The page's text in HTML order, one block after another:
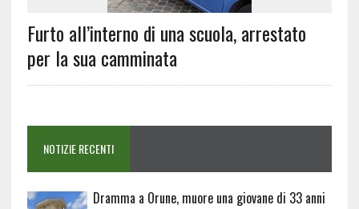
Furto all’interno di una scuola, arrestato
per la sua camminata
NOTIZIE RECENTI
Dramma a Orune, muore una giovane di 33 anni